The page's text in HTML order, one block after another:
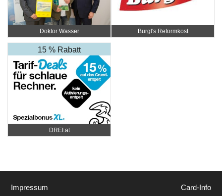
Doktor Wasser Burgl's Reformkost
15 % Rabatt
DREI.at
Impressum Card-Info